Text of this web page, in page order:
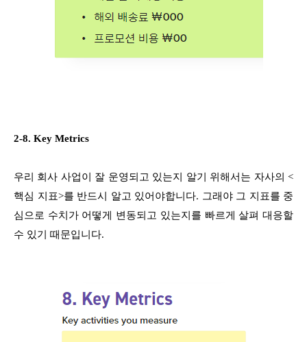
2-8. Key Metrics
우리 회사 사업이 잘 운영되고 있는지 알기 위해서는 자사의 <
핵심 지표>를 반드시 알고 있어야합니다. 그래야 그 지표를 중
심으로 수치가 어떻게 변동되고 있는지를 빠르게 살펴 대응할
수 있기 때문입니다.